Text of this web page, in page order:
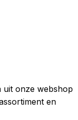
uit onze webshop
en